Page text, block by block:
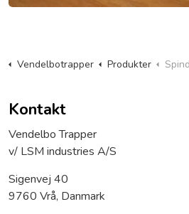
Vendelbotrapper Produkter
Kontakt
Vendelbo Trapper
v/ LSM industries A/S
Sigenvej 40
9760 Vrå, Danmark